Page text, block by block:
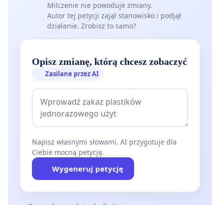
Milczenie nie powoduje zmiany.
Autor tej petycji zajął stanowisko i podjął
działanie. Zrobisz to samo?
Opisz zmianę, którą chcesz zobaczyć
Zasilane przez AI
Napisz własnymi słowami. AI przygotuje dla
Ciebie mocną petycję.
Wygeneruj petycję